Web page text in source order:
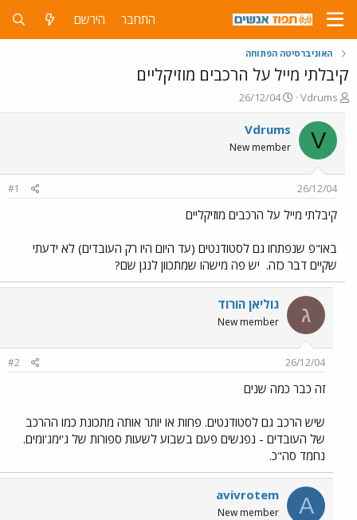
התחבר הירשם
האוניברסיטה הפתוחה
קיבלתי מייל על הרכבים מוזיקליים
פ
ו
ת
ח
ה
ש
א
Vdrums
פ
ו
ר
ס
ם
ר
26/12/04
V
Vdrums
New member
26/12/04
#1
קיבלתי מייל על הרכבים מוזיקליים
באו"פ שנפתחו גם לסטודנטים (עד היום היו רק העובדים) לא ידעתי
שקיים דבר כזה. יש פה מישהו שמתכוון לנגן שם?
ג גוליאן הורוד
New member
26/12/04
#2
זה כבר כמה שנים
שיש הרכב גם לסטודנטים. פחות או יותר אותה מתכונת כמו ההרכב
של העובדים - נפגשים פעם בשבוע לשעות ספורות של ג'ימג'ומים.
נחמד סה"כ.
A
avivrotem
New member